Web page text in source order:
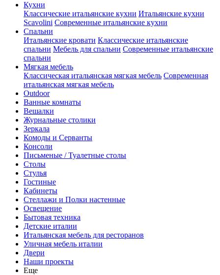
Кухни
Классические итальянские кухни Итальянские кухни
Scavolini Современные итальянские кухни
Спальни
Итальянские кровати Классические итальянские
спальни Мебель для спальни Современные итальянские
спальни
Мягкая мебель
Классическая итальянская мягкая мебель Современная
итальянская мягкая мебель
Outdoor
Ванные комнаты
Вешалки
Журнальные столики
Зеркала
Комоды и Серванты
Консоли
Письменые / Туалетные столы
Столы
Стулья
Гостиные
Кабинеты
Стеллажи и Полки настенные
Освещение
Бытовая техника
Детские италии
Итальянская мебель для ресторанов
Уличная мебель италии
Двери
Наши проекты
Еще